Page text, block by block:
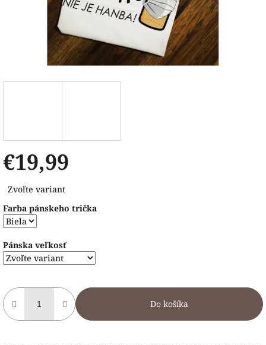
€19,99
cena:
Zvoľte variant
Farba pánskeho trička
Pánska veľkosť
Do košíka